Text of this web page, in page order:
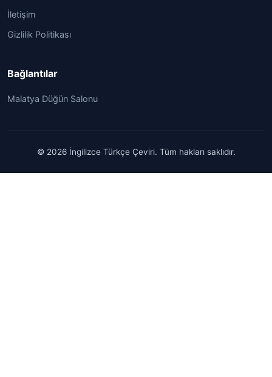
İletişim
Gizlilik Politikası
Bağlantılar
Malatya Düğün Salonu
© 2026 İngilizce Türkçe Çeviri. Tüm hakları saklıdır.